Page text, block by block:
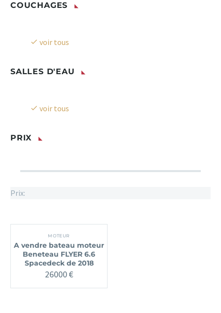
COUCHAGES
voir tous
SALLES D'EAU
voir tous
PRIX
Prix:
MOTEUR
A vendre bateau moteur
Beneteau FLYER 6.6
Spacedeck de 2018
26000€